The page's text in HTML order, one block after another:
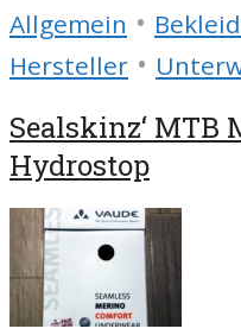
Allgemein •
Hersteller •
Sealskinz‘ MTB
Hydrostop